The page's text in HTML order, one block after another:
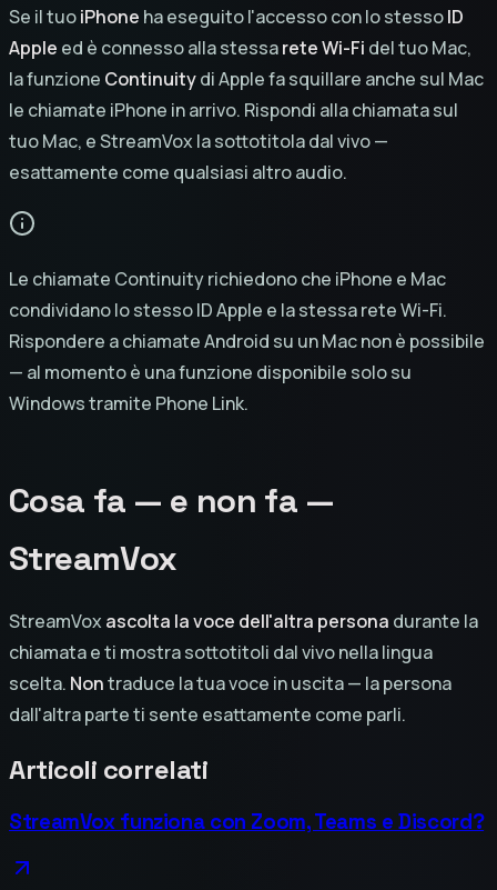
Se il tuoiPhone ha eseguito l'accesso con lo stessoID
Apple ed è connesso alla stessarete Wi-Fi del tuo Mac,
la funzione Continuitydi Apple fa squillare anche sul Mac
le chiamate iPhone in arrivo. Rispondi alla chiamata sul
tuo Mac, e StreamVox la sottotitola dal vivo —
esattamente come qualsiasi altro audio.
Le chiamate Continuity richiedono che iPhone e Mac
condividano lo stesso ID Apple e la stessa rete Wi-Fi.
Rispondere a chiamate Android su un Mac non è possibile
— al momento è una funzione disponibile solo su
Windows tramite Phone Link.
Cosa fa — e non fa —
StreamVox
StreamVox ascolta la voce dell'altra persona durante la
chiamata e ti mostra sottotitoli dal vivo nella lingua
scelta. Nontraduce la tua voce in uscita — la persona
dall'altra parte ti sente esattamente come parli.
Articoli correlati
StreamVox funziona con Zoom, Teams e Discord?